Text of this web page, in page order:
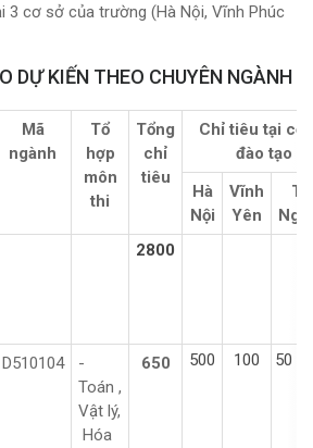
3 cơ sở của trường (Hà Nội, Vĩnh Phúc
DỰ KIẾN THEO CHUYÊN NGÀNH
Mã
ngành
Tổ
hợp
môn
thi
Tổng
chỉ
tiêu
Chỉ tiêu tại cơ
đào tạo
Hà
Nội
Vĩnh
Yên
2800
D510104
-
Toán ,
Vật lý,
Hóa
650 500 100 50